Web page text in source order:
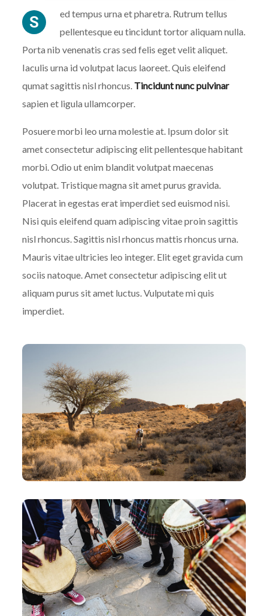
S
ed tempus urna et pharetra. Rutrum tellus
pellentesque eu tincidunt tortor aliquam nulla.
Porta nib venenatis cras sed felis eget velit aliquet.
Iaculis urna id volutpat lacus laoreet. Quis eleifend
qumat sagittis nisl rhoncus. Tincidunt nunc pulvinar
sapien et ligula ullamcorper.
Posuere morbi leo urna molestie at. Ipsum dolor sit
amet consectetur adipiscing elit pellentesque habitant
morbi. Odio ut enim blandit volutpat maecenas
volutpat. Tristique magna sit amet purus gravida.
Placerat in egestas erat imperdiet sed euismod nisi.
Nisi quis eleifend quam adipiscing vitae proin sagittis
nisl rhoncus. Sagittis nisl rhoncus mattis rhoncus urna.
Mauris vitae ultricies leo integer. Elit eget gravida cum
sociis natoque. Amet consectetur adipiscing elit ut
aliquam purus sit amet luctus. Vulputate mi quis
imperdiet.